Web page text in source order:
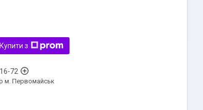
Купити з
72
м. Первомайськ